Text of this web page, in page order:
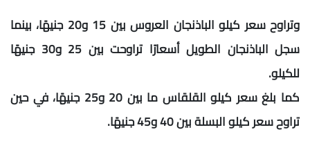
وتراوح سعر كيلو الباذنجان العروس بين 15 و20 جنيهًا، بينما
سجل الباذنجان الطويل أسعارًا تراوحت بين 25 و30 جنيهًا
للكيلو.
كما بلغ سعر كيلو القلقاس ما بين 20 و25 جنيهًا، في حين
تراوح سعر كيلو البسلة بين 40 و45 جنيهًا.